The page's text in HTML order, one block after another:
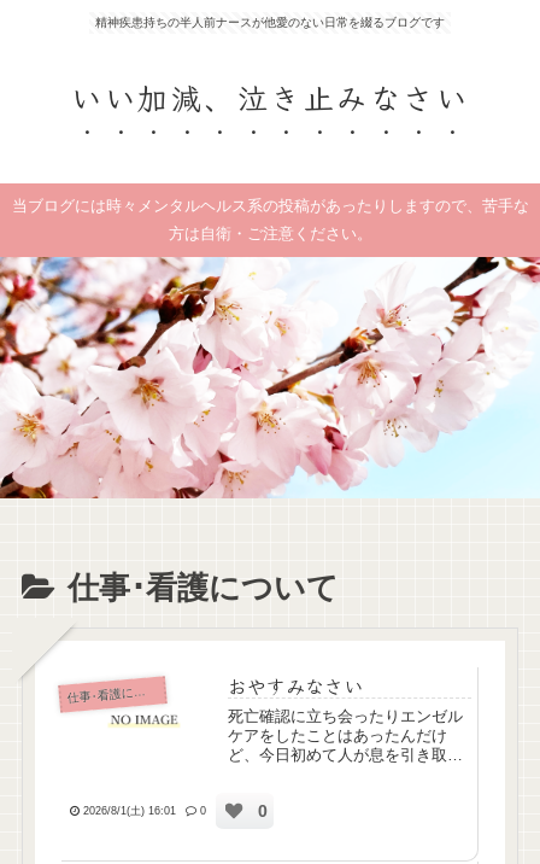
精神疾患持ちの半人前ナースが他愛のない日常を綴るブログです
いい加減、泣き止みなさい
当ブログには時々メンタルヘルス系の投稿があったりしますので、苦手な
方は自衛・ご注意ください。
仕事･看護について
仕
事･看護について おやすみなさい
死亡確認に立ち会ったりエンゼル
ケアをしたことはあったんだけ
ど、今日初めて人が息を引き取る
た、耐えたけどけっこうつらい
2026/8/1(土) 16:01 0 0